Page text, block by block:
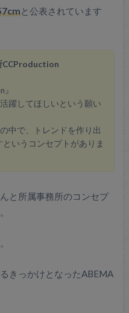
と公表されています
CCProduction
躍してほしいという願い
中で、トレンドを作り出
いうコンセプトがありま
と所属事務所のコンセプ
きっかけとなったABEMA